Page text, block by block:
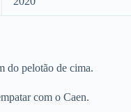
do pelotão de cima.
com o Caen.